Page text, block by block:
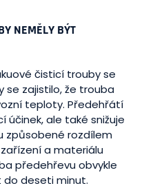
NEMĚLY BÝT
čisticí trouby se
zajistilo, že trouba
teploty. Předehřátí
účinek, ale také snižuje
způsobené rozdílem
a materiálu
předehřevu obvykle
do deseti minut.